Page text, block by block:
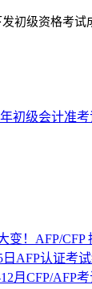
发初级资格考
初级会计准
变！AFP/
日AFP认证考
月CFP/AFP